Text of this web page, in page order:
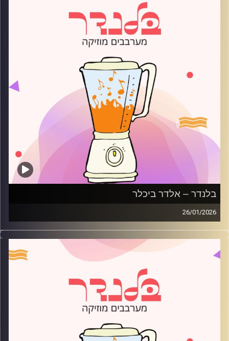
בלנדר – אלדר ביכלר
26/01/2026
מוזיקה רגועה לפתוח איתה את הבוקר בהגשת אלדר ביכלר
קרדיט תמונות:
AudioVersity